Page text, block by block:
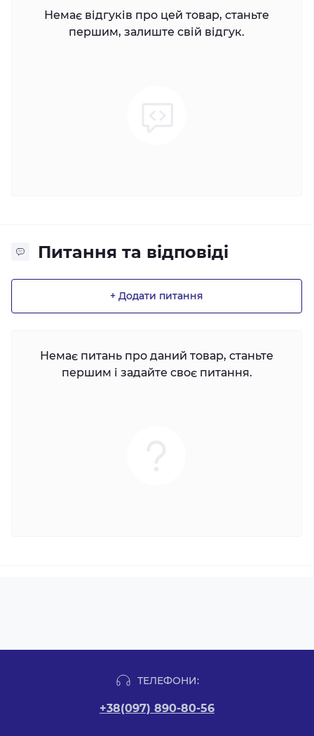
Немає відгуків про цей товар, станьте
першим, залиште свій відгук.
Питання та відповіді
+ Додати питання
Немає питань про даний товар, станьте
першим і задайте своє питання.
ТЕЛЕФОНИ:
+38(097) 890-80-56